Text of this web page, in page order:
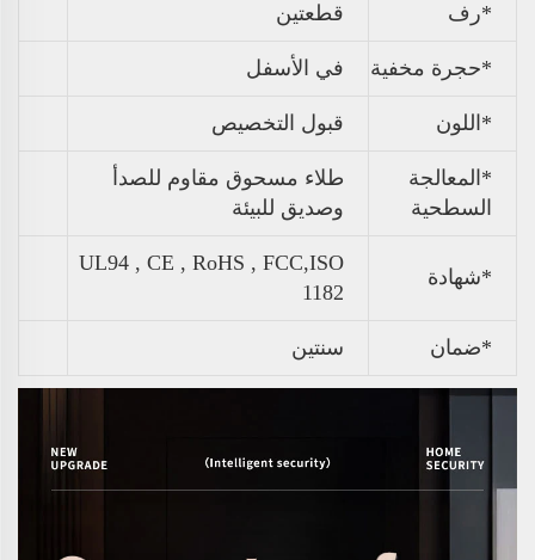
*رف قطعتين
*حجرة مخفية في الأسفل
*اللون قبول التخصيص
*المعالجة
السطحية
طلاء مسحوق مقاوم للصدأ
وصديق للبيئة
*شهادة
UL94 , CE , RoHS , FCC,ISO
1182
*ضمان سنتين